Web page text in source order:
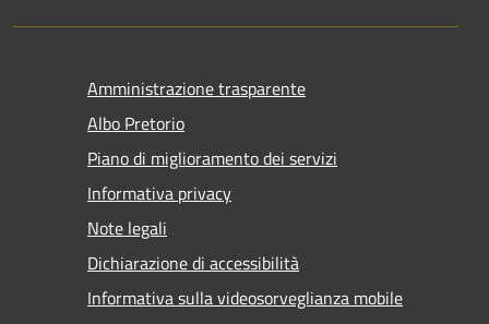
Amministrazione trasparente
Albo Pretorio
Piano di miglioramento dei servizi
Informativa privacy
Note legali
Dichiarazione di accessibilità
Informativa sulla videosorveglianza mobile